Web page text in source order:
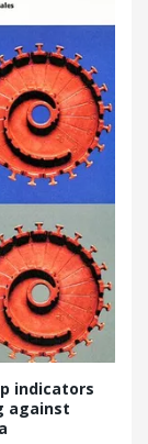
indicators
against